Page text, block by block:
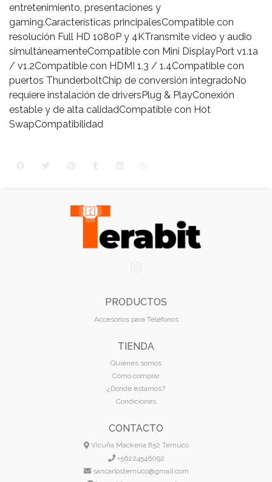
entretenimiento, presentaciones y
gaming.Características principalesCompatible con
resolución Full HD 1080P y 4KTransmite video y audio
simultáneamenteCompatible con Mini DisplayPort v1.1a
/ v1.2Compatible con HDMI 1.3 / 1.4Compatible con
puertos ThunderboltChip de conversión integradoNo
requiere instalación de driversPlug & PlayConexión
estable y de alta calidadCompatible con Hot
SwapCompatibilidad
PRODUCTOS
Accesorios para Teléfonos
TIENDA
Quiénes somos
Cómo comprar
¿Dónde estamos?
Condiciones
CONTACTO
Vicuña Mackena 852 Temuco
+56224546092
sancarlostemuco@gmail.com